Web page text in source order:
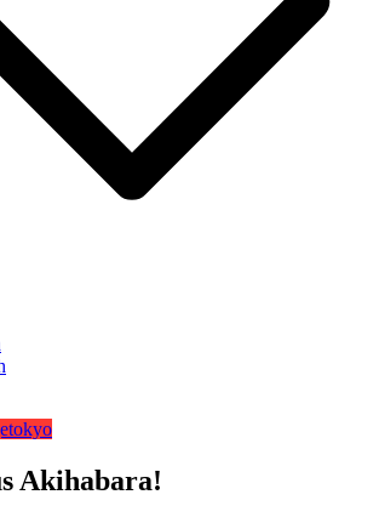
tokyo
Akihabara!